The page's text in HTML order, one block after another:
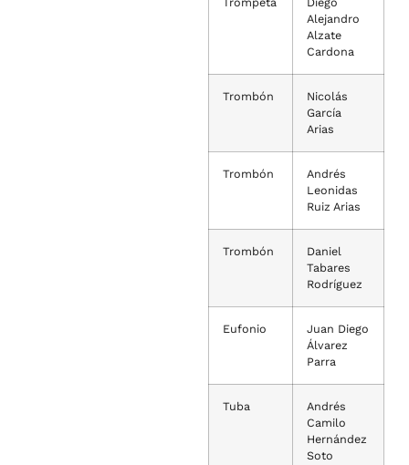
Alejandro
Alzate
Cardona
Trombón
Nicolás
García
Arias
Trombón
Andrés
Leonidas
Ruiz Arias
Trombón
Daniel
Tabares
Rodríguez
Eufonio
Juan Diego
Álvarez
Parra
Tuba
Andrés
Camilo
Hernández
Soto